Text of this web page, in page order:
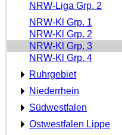
NRW-Liga Grp. 2
NRW-Kl Grp. 1
NRW-Kl Grp. 2
NRW-Kl Grp. 3
NRW-Kl Grp. 4
Ruhrgebiet
Niederrhein
Südwestfalen
Ostwestfalen Lippe